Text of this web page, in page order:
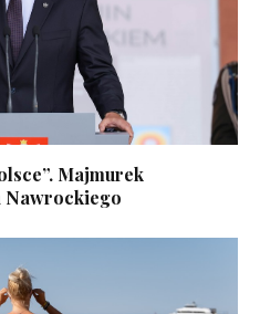
Majmurek
Nawrockiego